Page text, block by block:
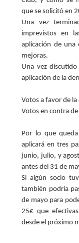
que se solicitó en
Una vez
imprevistos en
aplicación de
mejoras.
Una vez
aplicación de la
Votos a favor de
Votos en contra
Por lo que
aplicará en tres
junio, julio, y
antes del 31 de
Si algún socio
también podría
de mayo para
25€ que
desde el próximo